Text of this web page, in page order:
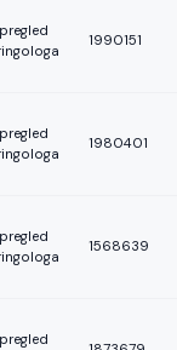
1990151
1980401
1568639